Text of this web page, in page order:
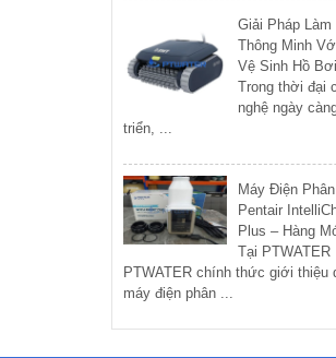
Giải Pháp Làm
Thông Minh
Vệ Sinh Hồ
Trong thời đại
nghệ ngày
triển, ...
Máy Điện
Pentair
Plus – Hàng
Tại PTWATER
PTWATER chính thức giới thiệu
máy điện phân ...